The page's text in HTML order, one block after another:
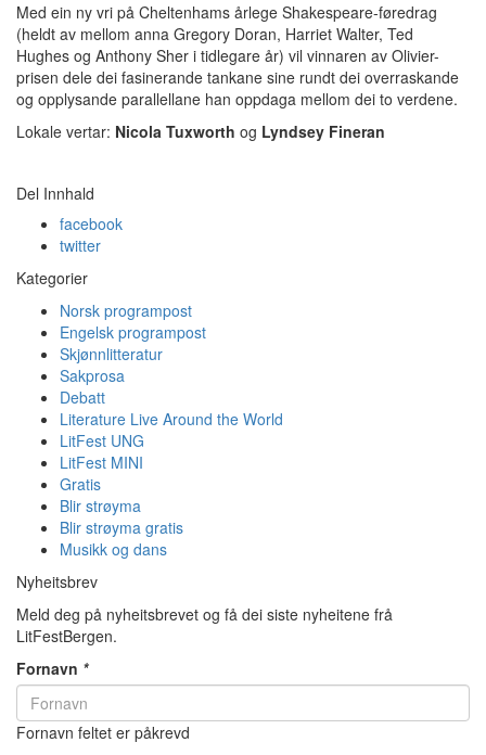
Med ein ny vri på Cheltenhams årlege Shakespeare-føredrag
(heldt av mellom anna Gregory Doran, Harriet Walter, Ted
Hughes og Anthony Sher i tidlegare år) vil vinnaren av Olivier-
prisen dele dei fasinerande tankane sine rundt dei overraskande
og opplysande parallellane han oppdaga mellom dei to verdene.
Lokale vertar: Nicola Tuxworth og Lyndsey Fineran
Del Innhald
facebook
twitter
Kategorier
Norsk programpost
Engelsk programpost
Skjønnlitteratur
Sakprosa
Debatt
Literature Live Around the World
LitFest UNG
LitFest MINI
Gratis
Blir strøyma
Blir strøyma gratis
Musikk og dans
Nyheitsbrev
Meld deg på nyheitsbrevet og få dei siste nyheitene frå
LitFestBergen.
Fornavn *
Fornavn feltet er påkrevd